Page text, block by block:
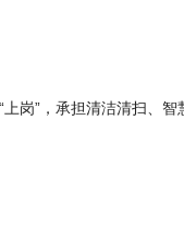
岗”，承担清洁清扫、